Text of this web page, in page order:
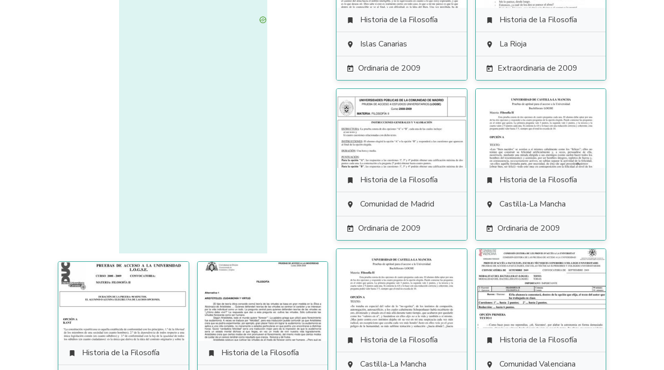
 Historia de la Filosofía
 Islas Canarias
 Ordinaria de 2009
 Historia de la Filosofía
 La Rioja
 Extraordinaria de 2009
 Historia de la Filosofía
 Comunidad de Madrid
 Ordinaria de 2009
 Historia de la Filosofía
 Castilla-La Mancha
 Ordinaria de 2009
 Historia de la Filosofía
 Castilla-La Mancha
 Historia de la Filosofía
 Comunidad Valenciana
 Historia de la Filosofía  Historia de la Filosofía